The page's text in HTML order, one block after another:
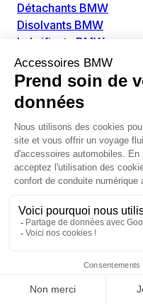
Détachants BMW
Disolvants BMW
Lubrifiants BMW
Nettoyant intérieur BMW
Nettoyant extérieur
Pièces détachées
Alimentation
Boitier papillon BMW
Faisceau de câble
d'aspiration BMW
Injecteur BMW
Pompe diesel BMW
Allumage /
Boitier de